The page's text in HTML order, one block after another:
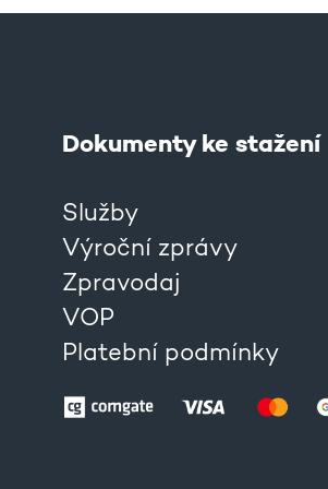
Dokumenty ke stažení
Služby
Výroční zprávy
Zpravodaj
VOP
Platební podmínky